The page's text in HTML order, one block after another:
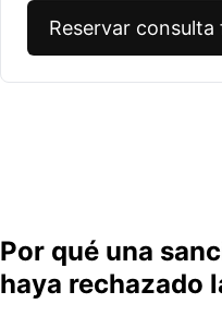
Reservar consulta
Por qué una
haya rechazado